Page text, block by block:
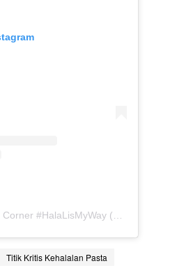
Titik Kritis Kehalalan Pasta